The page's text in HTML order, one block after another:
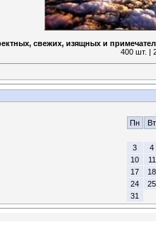
свежих, изящных и
400 шт. |
Пн
Вт
3
4
10
11
17
18
24
25
31